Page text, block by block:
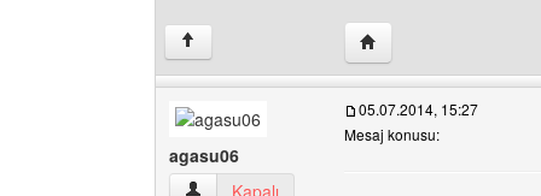
↑ Yazarın web sitesini
agasu06
agasu06 Kullanıcının profilini görüntüle
Kapalı
05.07.2014, 15:27
Mesaj konusu: